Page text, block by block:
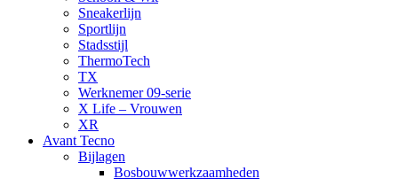
Sneakerlijn
Sportlijn
Stadsstijl
ThermoTech
TX
Werknemer 09-serie
X Life – Vrouwen
XR
Avant Tecno
Bijlagen
Bosbouwwerkzaamheden